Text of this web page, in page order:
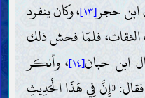
ابن حجر[١٣] ، وكان ينفرد
الثقات، فلمّا فحش ذلك
ابن حبان[١٤] ، وأنكر
«إِنَّ فِي هَذَا الْحَدِيثِ